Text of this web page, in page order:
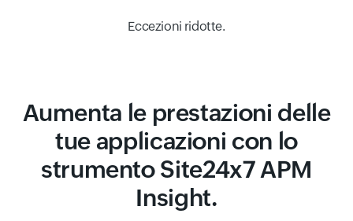
Eccezioni ridotte.
Aumenta le prestazioni delle
tue applicazioni con lo
strumento Site24x7 APM
Insight.